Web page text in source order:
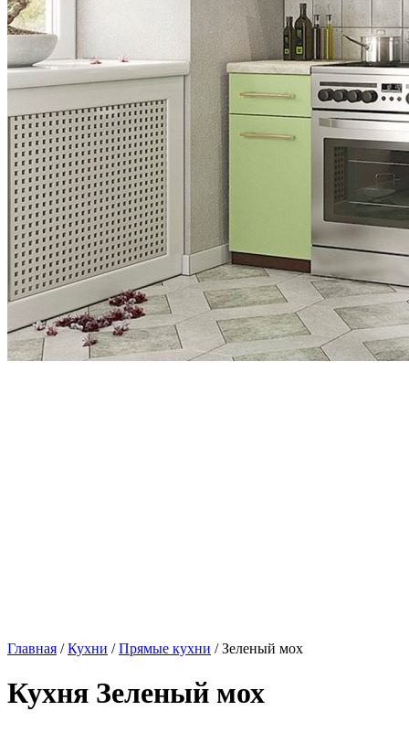
Главная /Кухни /Прямые кухни / Зеленый мох
Кухня Зеленый мох